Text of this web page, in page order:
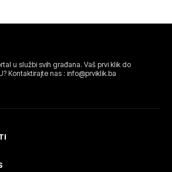
u službi svih građana. Vaš prvi klik do
Kontaktirajte nas : info@prviklik.ba